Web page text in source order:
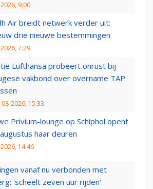
9:00
Air breidt netwerk verder uit:
drie nieuwe bestemmingen
7:29
Lufthansa probeert onrust bij
vakbond over overname TAP
08-2026, 15:33
Privium-lounge op Schiphol opent
haar deuren
14:46
vanaf nu verbonden met
'scheelt zeven uur rijden'